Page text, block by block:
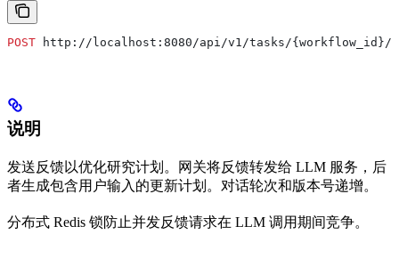
POST http://localhost:8080/api/v1/tasks/{workflow_id}/
说明
发送反馈以优化研究计划。网关将反馈转发给 LLM 服务，后
者生成包含用户输入的更新计划。对话轮次和版本号递增。
分布式 Redis 锁防止并发反馈请求在 LLM 调用期间竞争。